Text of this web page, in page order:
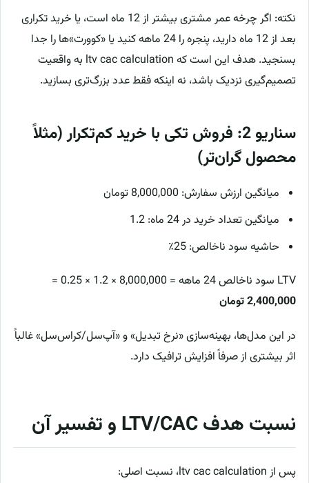
نکته: اگر چرخه عمر مشتری بیشتر از 12 ماه است، یا خرید تکراری
بعد از 12 ماه دارید، پنجره را 24 ماهه کنید یا «کوورت»‌ها را جدا
بسنجید. هدف این است که ltv cac calculation به واقعیت
تصمیم‌گیری نزدیک باشد، نه اینکه فقط عدد بزرگ‌تری بسازید.
سناریو 2: فروش تکی با خرید کم‌تکرار (مثلاً
محصول گران‌تر)
میانگین ارزش سفارش: 8,000,000 تومان
میانگین تعداد خرید در 24 ماه: 1.2
حاشیه سود ناخالص: 25٪
LTV سود ناخالص 24 ماهه = 8,000,000 × 1.2 × 0.25 =
2,400,000 تومان
در این مدل‌ها، بهینه‌سازی «نرخ تبدیل» و «آپ‌سل/کراس‌سل» غالباً
اثر بیشتری از صرفاً افزایش ترافیک دارد.
نسبت هدف LTV/CAC و تفسیر آن
پس از ltv cac calculation، نسبت اصلی: